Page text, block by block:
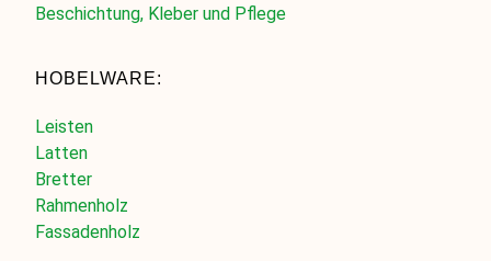
Beschichtung, Kleber und Pflege
HOBELWARE:
Leisten
Latten
Bretter
Rahmenholz
Fassadenholz